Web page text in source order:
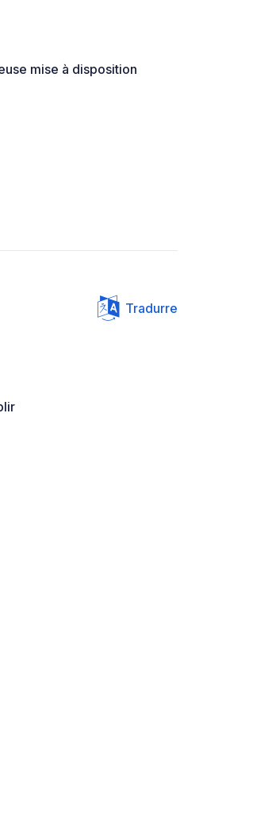
mise à disposition
Tradurre